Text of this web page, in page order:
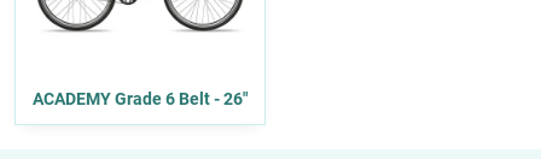
ACADEMY Grade 6 Belt - 26"